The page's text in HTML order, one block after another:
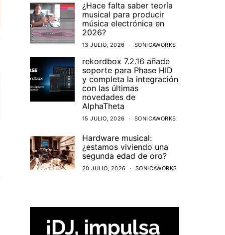
¿Hace falta saber teoría
musical para producir
música electrónica en
2026?
13 JULIO, 2026 SONICAWORKS
rekordbox 7.2.16 añade
soporte para Phase HID
y completa la integración
con las últimas
novedades de
AlphaTheta
15 JULIO, 2026 SONICAWORKS
Hardware musical:
¿estamos viviendo una
segunda edad de oro?
20 JULIO, 2026 SONICAWORKS